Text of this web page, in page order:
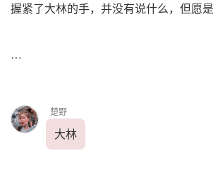
握紧了大林的手，并没有说什么，但愿是
…
楚野
大林